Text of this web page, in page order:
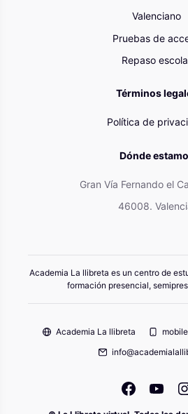
Valenciano
Pruebas de
Repaso
Términos
Política de
Dónde
Gran Vía Fernando el
46008.
Academia La llibreta es un centro de
formación presencial,
Academia La llibreta